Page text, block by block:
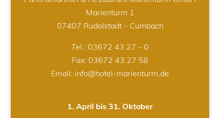
Marienturm 1
07407 Rudolstadt – Cumbach
Tel.: 03672 43 27 – 0
Fax: 03672 43 27 58
Email: info@hotel-marienturm.de
1. April bis 31. Oktober